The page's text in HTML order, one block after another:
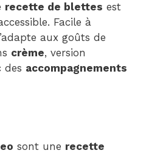
recette de blettes est
Facile à
aux goûts de
crème, version
des accompagnements
sont une recette